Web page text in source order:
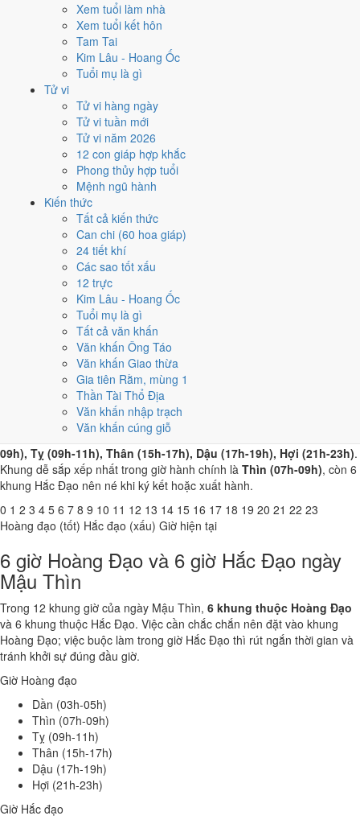
Xem tuổi làm nhà
Xem tuổi kết hôn
Tam Tai
Kim Lâu - Hoang Ốc
Tuổi mụ là gì
Tử vi
Tử vi hàng ngày
Tử vi tuần mới
Tử vi năm 2026
12 con giáp hợp khắc
Phong thủy hợp tuổi
Mệnh ngũ hành
Kiến thức
Tất cả kiến thức
Can chi (60 hoa giáp)
24 tiết khí
Các sao tốt xấu
12 trực
Kim Lâu - Hoang Ốc
Tuổi mụ là gì
Tất cả văn khấn
Văn khấn Ông Táo
Văn khấn Giao thừa
Gia tiên Rằm, mùng 1
Thần Tài Thổ Địa
Văn khấn nhập trạch
Văn khấn cúng giỗ
Ngày 21/10 bị chấm thấp không có nghĩa phải hoãn hết. Hai việc bị
chấm thấp nhất hôm nay là
kết bạn (2/10) và trồng cây (2/10)
cách hạ rủi ro mà vẫn giữ được lịch của bạn.
Coi việc vào giờ Hoàng Đạo trong chính ngày này.
Thìn (07h-09h)rơi đúng giờ hành chính nên dễ sắp xếp nhất
cho việc buộc phải làm đúng ngày 21/10/2026. Bảng đủ 6 giờ
Hoàng Đạo và 6 giờ Hắc Đạo nằm ngay mục kế tiếp.
Dời sang ngày tốt gần nhất.
- 7.3/10, mức Cát, cao hơn 3.1/10 của ngày đang xem.
Lựa chọn thứ hai là
Cát, cao hơn 3.1/10 của ngày đang xem.
Mượn tuổi hợp đứng chủ lễ.
Mậu Thìn, nhờ người tuổi này thay mặt động thổ hoặc nhận lễ
giúp giảm phần xung của gia chủ. Cách chọn người mượn tuổi
xem tại
hướng dẫn xem tuổi làm nhà
Các cách trên dựa trên quy tắc lịch pháp truyền thống, mang tính
tham khảo văn hóa - tín ngưỡng, không thay thế quyết định chuyên
môn của bạn.
Giờ hoàng đạo ngày 21/10/2026
là những giờ nào?
Ngày Mậu Thìn có 6 giờ Hoàng Đạo
09h), Tỵ (09h-11h), Thân (15h-17h), Dậu (17h-19h), Hợi (21h-23h).
Khung dễ sắp xếp nhất trong giờ hành chính là Thìn (07h-09h), còn 6
khung Hắc Đạo nên né khi ký kết hoặc xuất hành.
0 1 2 3 4 5 6 7 8 9 10 11 12 13 14 15 16 17 18 19 20 21 22 23
Hoàng đạo (tốt) Hắc đạo (xấu) Giờ hiện tại
6 giờ Hoàng Đạo và 6 giờ Hắc Đạo ngày
Mậu Thìn
Trong 12 khung giờ của ngày Mậu Thìn, 6 khung thuộc Hoàng Đạo
và 6 khung thuộc Hắc Đạo. Việc cần chắc chắn nên đặt vào khung
Hoàng Đạo; việc buộc làm trong giờ Hắc Đạo thì rút ngắn thời gian và
tránh khởi sự đúng đầu giờ.
Giờ Hoàng đạo
Dần (03h-05h)
Thìn (07h-09h)
Tỵ (09h-11h)
Thân (15h-17h)
Dậu (17h-19h)
Hợi (21h-23h)
Giờ Hắc đạo